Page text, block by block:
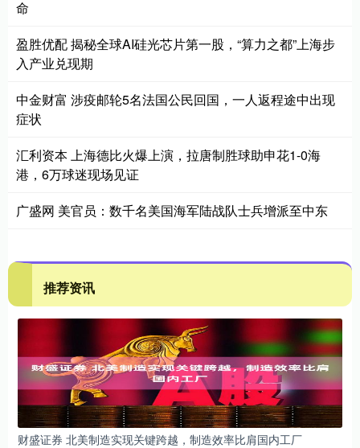
命
盈胜优配 揭秘全球AI硅光芯片第一股，“算力之都”上海步
入产业兑现期
中金财富 涉疫邮轮5名法国公民回国，一人返程途中出现
症状
汇利资本 上海德比火爆上演，拉唐制胜球助申花1-0海
港，6万球迷现场见证
广盛网 美官员：数千名美国海军陆战队士兵增派至中东
推荐资讯
财盛证券 北美制造实现关键跨越，制造效率比肩国内工厂